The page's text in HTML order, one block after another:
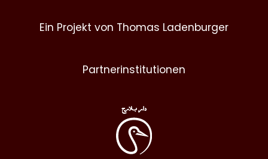
Ein Projekt von Thomas Ladenburger
Partnerinstitutionen